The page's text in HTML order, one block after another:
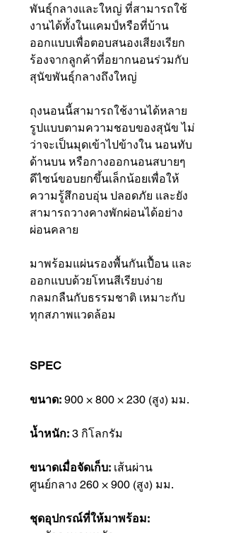
พันธุ์กลางและใหญ่ ที่สามารถใช้
งานได้ทั้งในแคมป์หรือที่บ้าน
ออกแบบเพื่อตอบสนองเสียงเรียก
ร้องจากลูกค้าที่อยากนอนร่วมกับ
สุนัขพันธุ์กลางถึงใหญ่
ถุงนอนนี้สามารถใช้งานได้หลาย
รูปแบบตามความชอบของสุนัข ไม่
ว่าจะเป็นมุดเข้าไปข้างใน นอนทับ
ด้านบน หรือกางออกนอนสบายๆ
ดีไซน์ขอบยกขึ้นเล็กน้อยเพื่อให้
ความรู้สึกอบอุ่น ปลอดภัย และยัง
สามารถวางคางพักผ่อนได้อย่าง
ผ่อนคลาย
มาพร้อมแผ่นรองพื้นกันเปื้อน และ
ออกแบบด้วยโทนสีเรียบง่าย
กลมกลืนกับธรรมชาติ เหมาะกับ
ทุกสภาพแวดล้อม
SPEC
ขนาด: 900 × 800 × 230 (สูง) มม.
น้ำหนัก: 3 กิโลกรัม
ขนาดเมื่อจัดเก็บ: เส้นผ่าน
ศูนย์กลาง 260 × 900 (สูง) มม.
ชุดอุปกรณ์ที่ให้มาพร้อม: